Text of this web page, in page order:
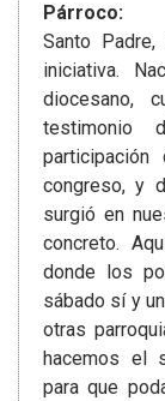
Párroco:
Santo
iniciativa.
diocesano,
testimonio
congreso, y
surgió en
concreto.
donde los
sábado sí y
otras
hacemos el
para que